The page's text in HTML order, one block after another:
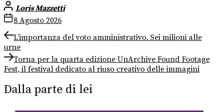
Loris Mazzetti
8 Agosto 2026
Navigazione
articoli
Previous
post:
L’importanza del voto amministrativo. Sei milioni alle
urne
Next
post:
Torna per la quarta edizione UnArchive Found Footage
Fest, il festival dedicato al riuso creativo delle immagini
Dalla parte di lei